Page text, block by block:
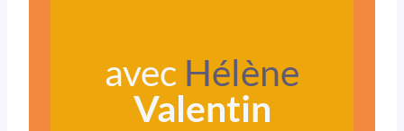
avec Hélène
Valentin